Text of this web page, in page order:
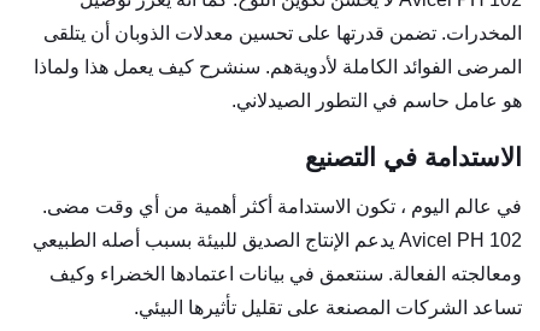
المخدرات. تضمن قدرتها على تحسين معدلات الذوبان أن يتلقى
المرضى الفوائد الكاملة لأدويةهم. سنشرح كيف يعمل هذا ولماذا
هو عامل حاسم في التطور الصيدلاني.
الاستدامة في التصنيع
في عالم اليوم ، تكون الاستدامة أكثر أهمية من أي وقت مضى.
Avicel PH 102 يدعم الإنتاج الصديق للبيئة بسبب أصله الطبيعي
ومعالجته الفعالة. سنتعمق في بيانات اعتمادها الخضراء وكيف
تساعد الشركات المصنعة على تقليل تأثيرها البيئي.